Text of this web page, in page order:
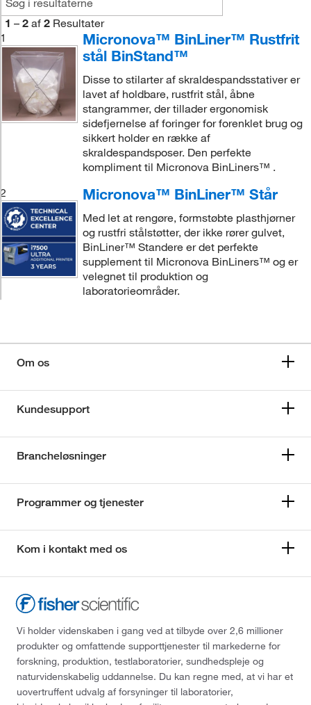
1 – 2 af 2 Resultater
1
Micronova™ BinLiner™ Rustfrit
stål BinStand™
Disse to stilarter af skraldespandsstativer er
lavet af holdbare, rustfrit stål, åbne
stangrammer, der tillader ergonomisk
sidefjernelse af foringer for forenklet brug og
sikkert holder en række af
skraldespandsposer. Den perfekte
kompliment til Micronova BinLiners™ .
2
Micronova™ BinLiner™ Står
Med let at rengøre, formstøbte plasthjørner
og rustfri stålstøtter, der ikke rører gulvet,
BinLiner™ Standere er det perfekte
supplement til Micronova BinLiners™ og er
velegnet til produktion og
laboratorieområder.
Om os
Kundesupport
Brancheløsninger
Programmer og tjenester
Kom i kontakt med os
Vi holder videnskaben i gang ved at tilbyde over 2,6 millioner
produkter og omfattende supporttjenester til markederne for
forskning, produktion, testlaboratorier, sundhedspleje og
naturvidenskabelig uddannelse. Du kan regne med, at vi har et
uovertruffent udvalg af forsyninger til laboratorier,